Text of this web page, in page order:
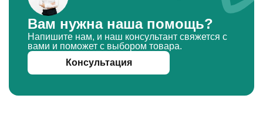
Вам нужна наша помощь?
Напишите нам, и наш консультант свяжется с
вами и поможет с выбором товара.
Консультация